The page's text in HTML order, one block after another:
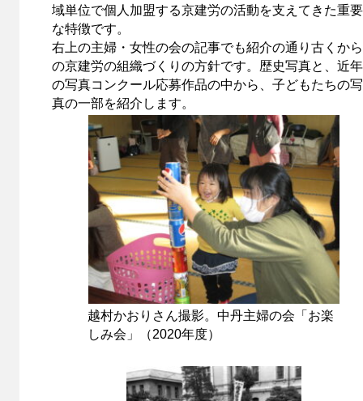
域単位で個人加盟する京建労の活動を支えてきた重要
な特徴です。
右上の主婦・女性の会の記事でも紹介の通り古くから
の京建労の組織づくりの方針です。歴史写真と、近年
の写真コンクール応募作品の中から、子どもたちの写
真の一部を紹介します。
越村かおりさん撮影。中丹主婦の会「お楽
しみ会」（2020年度）